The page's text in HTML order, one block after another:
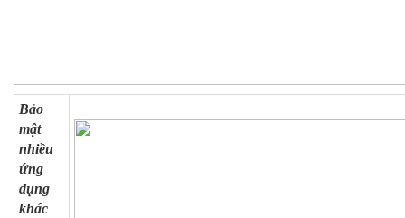
Bảo
mật
nhiều
ứng
dụng
khác